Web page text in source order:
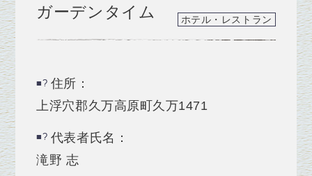
ガーデンタイム ホテル・レストラン
住所：
上浮穴郡久万高原町久万1471
代表者氏名：
滝野 志